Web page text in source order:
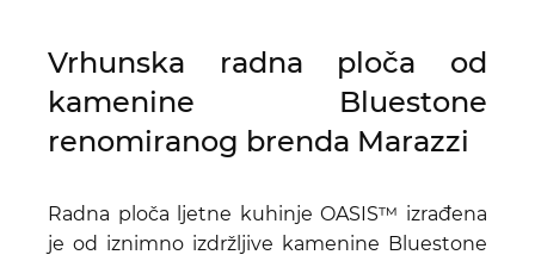
Vrhunska radna ploča od
kamenine Bluestone
renomiranog brenda Marazzi
Radna ploča ljetne kuhinje OASIS™ izrađena
je od iznimno izdržljive kamenine Bluestone